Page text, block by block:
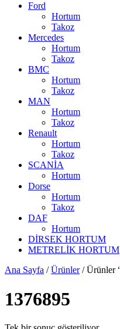
Ford
Hortum
Takoz
Mercedes
Hortum
Takoz
BMC
Hortum
Takoz
MAN
Hortum
Takoz
Renault
Hortum
Takoz
SCANİA
Hortum
Dorse
Hortum
Takoz
DAF
Hortum
DİRSEK HORTUM
METRELİK HORTUM
Ana Sayfa /Ürünler/ Ürünler
1376895